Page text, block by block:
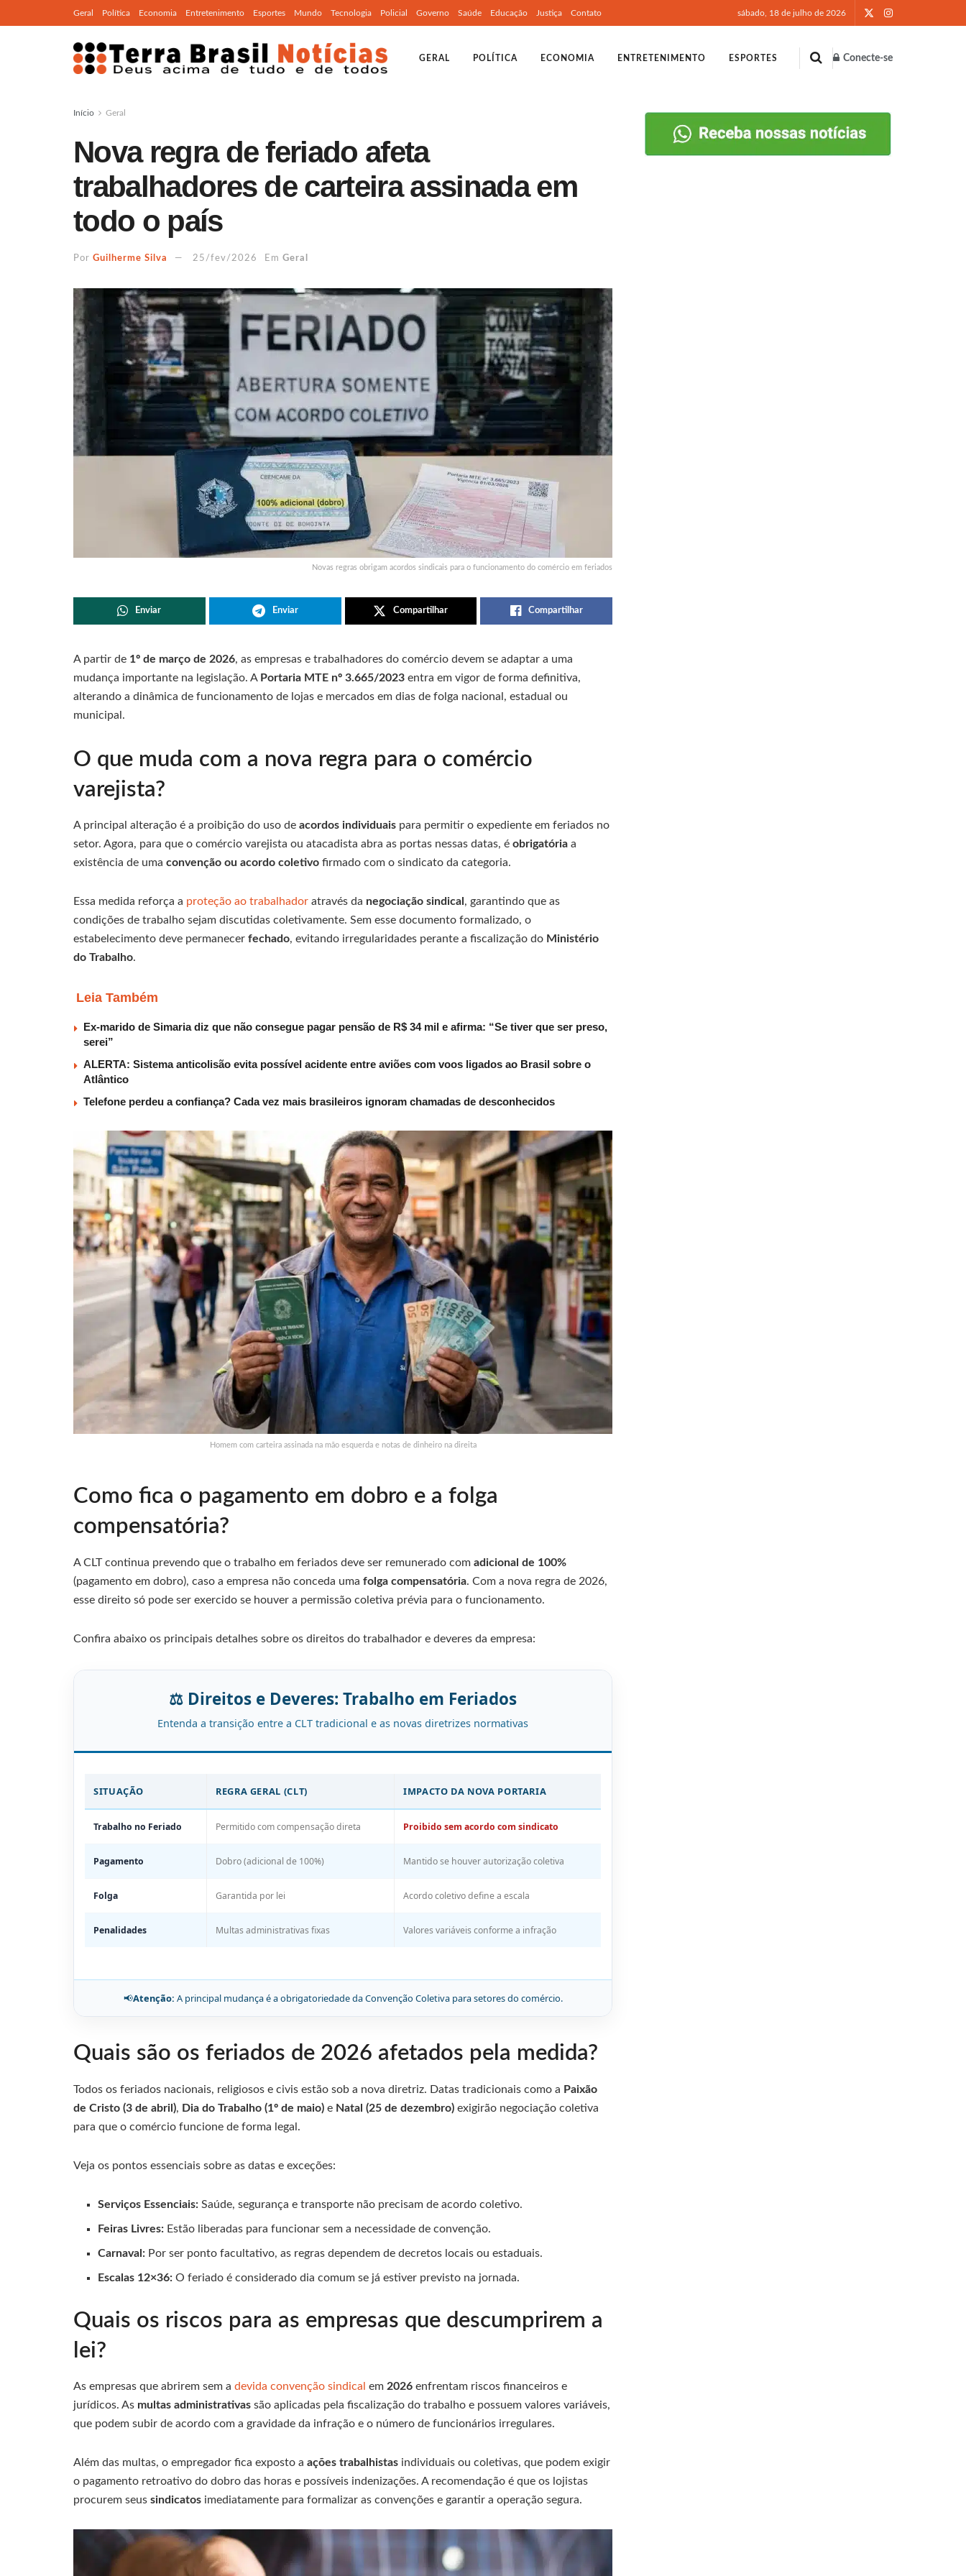
Geral Política Economia Entretenimento Esportes Mundo Tecnologia Policial Governo Saúde Educação Justiça Contato sábado, 18 de julho de 2026
GERAL POLÍTICA ECONOMIA ENTRETENIMENTO ESPORTES Conecte-se
Início Geral
Nova regra de feriado afeta
trabalhadores de carteira assinada em
todo o país
Por Guilherme Silva 25/fev/2026 Em Geral
Novas regras obrigam acordos sindicais para o funcionamento do comércio em feriados
Enviar Enviar Compartilhar Compartilhar
A partir de 1º de março de 2026, as empresas e trabalhadores do comércio devem se adaptar a uma
mudança importante na legislação. A Portaria MTE nº 3.665/2023 entra em vigor de forma definitiva,
alterando a dinâmica de funcionamento de lojas e mercados em dias de folga nacional, estadual ou
municipal.
O que muda com a nova regra para o comércio
varejista?
A principal alteração é a proibição do uso de acordos individuais para permitir o expediente em feriados no
setor. Agora, para que o comércio varejista ou atacadista abra as portas nessas datas, é obrigatória a
existência de uma convenção ou acordo coletivo firmado com o sindicato da categoria.
Essa medida reforça a proteção ao trabalhador através da negociação sindical , garantindo que as
condições de trabalho sejam discutidas coletivamente. Sem esse documento formalizado, o
estabelecimento deve permanecer fechado, evitando irregularidades perante a fiscalização do Ministério
do Trabalho.
Leia Também
Ex-marido de Simaria diz que não consegue pagar pensão de R$ 34 mil e afirma: “Se tiver que ser preso,
serei”
ALERTA: Sistema anticolisão evita possível acidente entre aviões com voos ligados ao Brasil sobre o
Atlântico
Telefone perdeu a confiança? Cada vez mais brasileiros ignoram chamadas de desconhecidos
Homem com carteira assinada na mão esquerda e notas de dinheiro na direita
Como fica o pagamento em dobro e a folga
compensatória?
A CLT continua prevendo que o trabalho em feriados deve ser remunerado com adicional de 100%
(pagamento em dobro), caso a empresa não conceda uma folga compensatória. Com a nova regra de 2026,
esse direito só pode ser exercido se houver a permissão coletiva prévia para o funcionamento.
Confira abaixo os principais detalhes sobre os direitos do trabalhador e deveres da empresa:
⚖️ Direitos e Deveres: Trabalho em Feriados
Entenda a transição entre a CLT tradicional e as novas diretrizes normativas
SITUAÇÃO REGRA GERAL (CLT) IMPACTO DA NOVA PORTARIA
Trabalho no Feriado Permitido com compensação direta Proibido sem acordo com sindicato
Pagamento Dobro (adicional de 100%) Mantido se houver autorização coletiva
Folga Garantida por lei Acordo coletivo define a escala
Penalidades Multas administrativas fixas Valores variáveis conforme a infração
📢Atenção: A principal mudança é a obrigatoriedade da Convenção Coletiva para setores do comércio.
Quais são os feriados de 2026 afetados pela medida?
Todos os feriados nacionais, religiosos e civis estão sob a nova diretriz. Datas tradicionais como a Paixão
de Cristo (3 de abril), Dia do Trabalho (1º de maio) e Natal (25 de dezembro) exigirão negociação coletiva
para que o comércio funcione de forma legal.
Veja os pontos essenciais sobre as datas e exceções:
Serviços Essenciais: Saúde, segurança e transporte não precisam de acordo coletivo.
Feiras Livres: Estão liberadas para funcionar sem a necessidade de convenção.
Carnaval: Por ser ponto facultativo, as regras dependem de decretos locais ou estaduais.
Escalas 12×36: O feriado é considerado dia comum se já estiver previsto na jornada.
Quais os riscos para as empresas que descumprirem a
lei?
As empresas que abrirem sem a devida convenção sindical em 2026 enfrentam riscos financeiros e
jurídicos. As multas administrativas são aplicadas pela fiscalização do trabalho e possuem valores variáveis,
que podem subir de acordo com a gravidade da infração e o número de funcionários irregulares.
Além das multas, o empregador fica exposto a ações trabalhistas individuais ou coletivas, que podem exigir
o pagamento retroativo do dobro das horas e possíveis indenizações. A recomendação é que os lojistas
procurem seus sindicatos imediatamente para formalizar as convenções e garantir a operação segura.